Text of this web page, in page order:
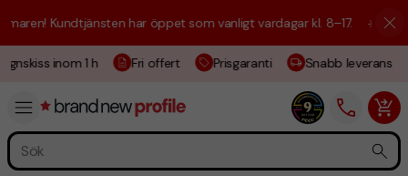
Kundtjänsten har öppet som vanligt vardagar kl. 8–17. ☀️ Vi är här
inom 1 h Fri offert Prisgaranti Snabb leverans